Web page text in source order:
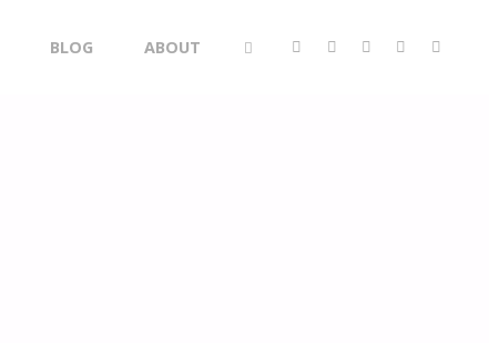
BLOG ABOUT